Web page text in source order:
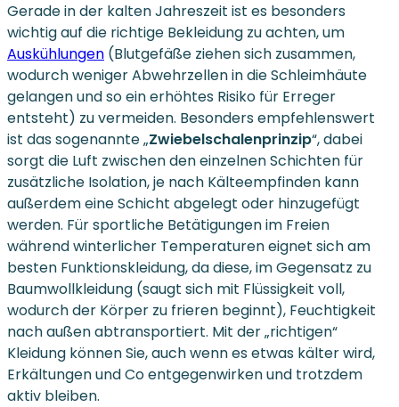
Gerade in der kalten Jahreszeit ist es besonders
wichtig auf die richtige Bekleidung zu achten, um
Auskühlungen (Blutgefäße ziehen sich zusammen,
wodurch weniger Abwehrzellen in die Schleimhäute
gelangen und so ein erhöhtes Risiko für Erreger
entsteht) zu vermeiden. Besonders empfehlenswert
ist das sogenannte „Zwiebelschalenprinzip“, dabei
sorgt die Luft zwischen den einzelnen Schichten für
zusätzliche Isolation, je nach Kälteempfinden kann
außerdem eine Schicht abgelegt oder hinzugefügt
werden. Für sportliche Betätigungen im Freien
während winterlicher Temperaturen eignet sich am
besten Funktionskleidung, da diese, im Gegensatz zu
Baumwollkleidung (saugt sich mit Flüssigkeit voll,
wodurch der Körper zu frieren beginnt), Feuchtigkeit
nach außen abtransportiert. Mit der „richtigen“
Kleidung können Sie, auch wenn es etwas kälter wird,
Erkältungen und Co entgegenwirken und trotzdem
aktiv bleiben.